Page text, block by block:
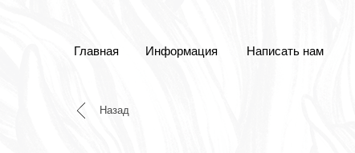
Главная Информация Написать нам
Назад